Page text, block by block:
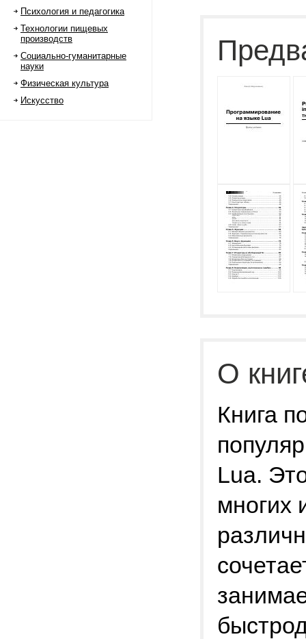
Психология и педагогика
Технологии пищевых
производств
Социально-гуманитарные
науки
Физическая культура
Искусство
О
Книга
Lua.
многих